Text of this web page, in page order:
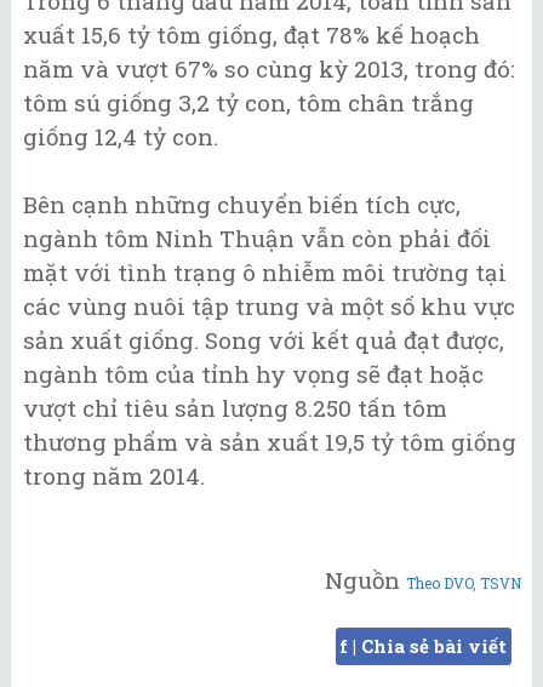
xuất 15,6 tỷ tôm giống, đạt 78% kế hoạch
năm và vượt 67% so cùng kỳ 2013, trong đó:
tôm sú giống 3,2 tỷ con, tôm chân trắng
giống 12,4 tỷ con.
Bên cạnh những chuyển biến tích cực,
ngành tôm Ninh Thuận vẫn còn phải đối
mặt với tình trạng ô nhiễm môi trường tại
các vùng nuôi tập trung và một số khu vực
sản xuất giống. Song với kết quả đạt được,
ngành tôm của tỉnh hy vọng sẽ đạt hoặc
vượt chỉ tiêu sản lượng 8.250 tấn tôm
thương phẩm và sản xuất 19,5 tỷ tôm giống
trong năm 2014.
Nguồn Theo DVO, TSVN
f | Chia sẻ bài viết